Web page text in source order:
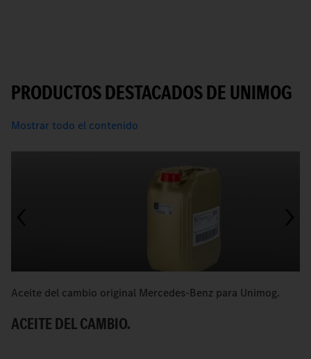
PRODUCTOS DESTACADOS DE UNIMOG
Mostrar todo el contenido
Aceite del cambio original Mercedes-Benz para Unimog.
ACEITE DEL CAMBIO.